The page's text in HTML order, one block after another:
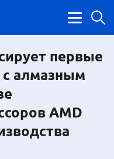
первые
алмазным
AMD